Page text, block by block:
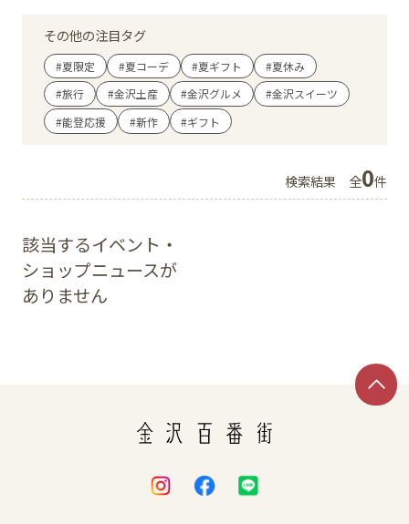
レストラン・カフェ
ショップニュース
アクセス・パーキング
館内サービス
施設からのお知らせ
その他の注目タグ
#夏限定 #夏コーデ #夏ギフト
#夏休み
#旅行
#金沢土産 #金沢グルメ
#金沢スイーツ
#能登応援
#新作 #ギフト
検索結果 全0件
該当するイベント・
ショップニュースが
ありません